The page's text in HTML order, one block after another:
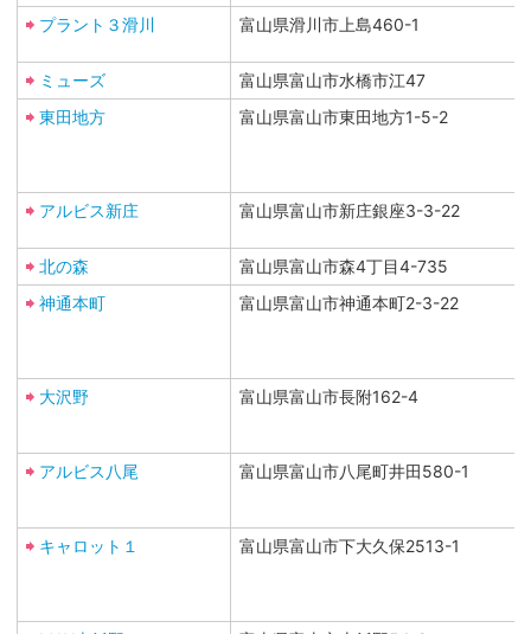
プラント３滑川
富山県滑川市上島460-1
ミューズ
富山県富山市水橋市江47
東田地方
富山県富山市東田地方1-5-2
アルビス新庄 富山県富山市新庄銀座3-3-22
北の森
富山県富山市森4丁目4-735
神通本町
富山県富山市神通本町2-3-22
大沢野 富山県富山市長附162-4
アルビス八尾 富山県富山市八尾町井田580-1
キャロット１ 富山県富山市下大久保2513-1